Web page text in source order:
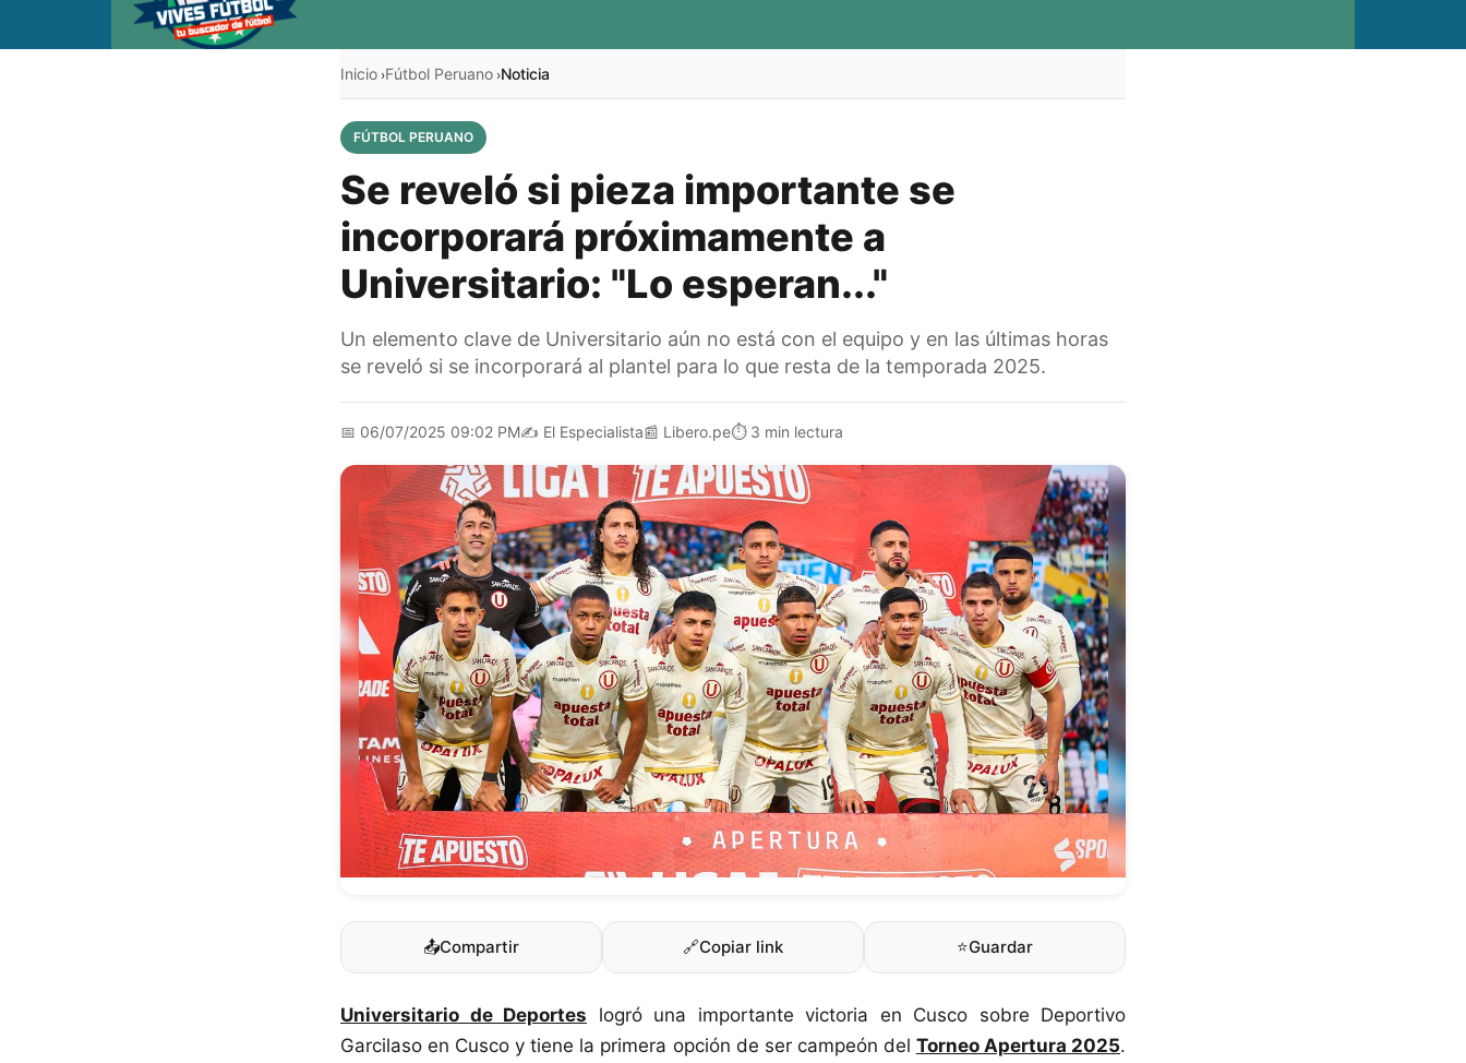
Inicio ›Fútbol Peruano ›Noticia
FÚTBOL PERUANO
Se reveló si pieza importante se
incorporará próximamente a
Universitario: "Lo esperan..."
Un elemento clave de Universitario aún no está con el equipo y en las últimas horas
se reveló si se incorporará al plantel para lo que resta de la temporada 2025.
📅 06/07/2025 09:02 PM✍️ El Especialista📰 Libero.pe⏱️ 3 min lectura
📤Compartir 🔗Copiar link ⭐Guardar
Universitario de Deportes logró una importante victoria en Cusco sobre Deportivo
Garcilaso en Cusco y tiene la primera opción de ser campeón del Torneo Apertura 2025.